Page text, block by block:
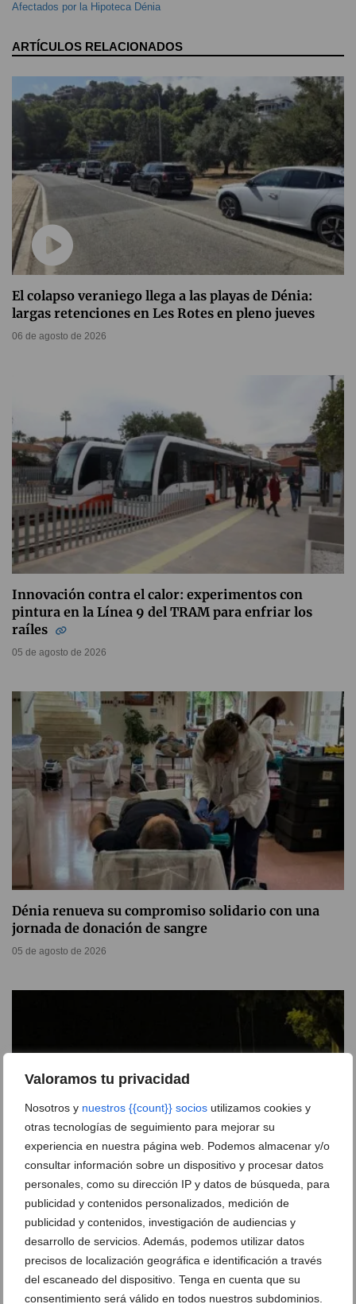
Valoramos tu privacidad
Nosotros y nuestros {{count}} socios utilizamos cookies y
otras tecnologías de seguimiento para mejorar su
experiencia en nuestra página web. Podemos almacenar y/o
consultar información sobre un dispositivo y procesar datos
personales, como su dirección IP y datos de búsqueda, para
publicidad y contenidos personalizados, medición de
publicidad y contenidos, investigación de audiencias y
desarrollo de servicios. Además, podemos utilizar datos
precisos de localización geográfica e identificación a través
del escaneado del dispositivo. Tenga en cuenta que su
consentimiento será válido en todos nuestros subdominios.
Afectados por la Hipoteca Dénia
ARTÍCULOS RELACIONADOS
El colapso veraniego llega a las playas de Dénia:
largas retenciones en Les Rotes en pleno jueves
06 de agosto de 2026
Innovación contra el calor: experimentos con
pintura en la Línea 9 del TRAM para enfriar los
raíles
05 de agosto de 2026
Dénia renueva su compromiso solidario con una
jornada de donación de sangre
05 de agosto de 2026
Recuerdos en lugar de vacíos: la propuesta de Dénia
para un ocio juvenil sin alcohol este agosto